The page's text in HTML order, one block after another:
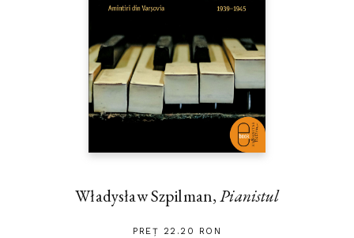
Władysław Szpilman,Pianistul
PREȚ 22.20 RON